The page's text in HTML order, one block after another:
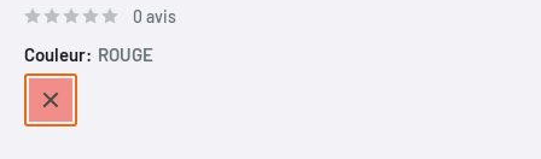
0 avis
Couleur: ROUGE
ROUGE